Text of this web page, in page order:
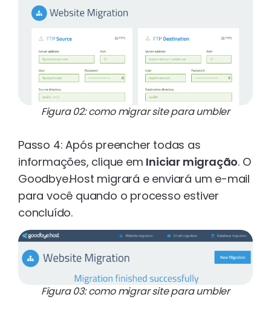
Figura 02: como migrar site para umbler
Passo 4: Após preencher todas as
informações, clique em Iniciar migração. O
Goodbye.Host migrará e enviará um e-mail
para você quando o processo estiver
concluído.
Figura 03: como migrar site para umbler